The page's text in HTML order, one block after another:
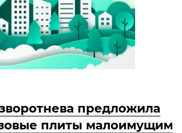
предложила
плиты малоимущим